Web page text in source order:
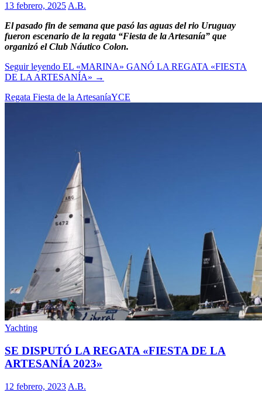
13 febrero, 2025 A.B.
El pasado fin de semana que pasó las aguas del rio Uruguay
fueron escenario de la regata “Fiesta de la Artesanía” que
organizó el Club Náutico Colon.
Seguir leyendo EL «MARINA» GANÓ LA REGATA «FIESTA
DE LA ARTESANÍA» →
Regata Fiesta de la ArtesaníaYCE
Yachting
SE DISPUTÓ LA REGATA «FIESTA DE LA
ARTESANÍA 2023»
12 febrero, 2023 A.B.